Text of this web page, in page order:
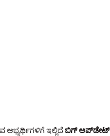
ಅಭ್ಯರ್ಥಿಗಳಿಗೆ ಇಲ್ಲಿದೆ ಬಿಗ್